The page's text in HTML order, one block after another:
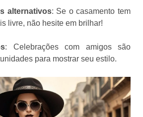
alternativos: Se o casamento tem
livre, não hesite em brilhar!
: Celebrações com amigos são
para mostrar seu estilo.